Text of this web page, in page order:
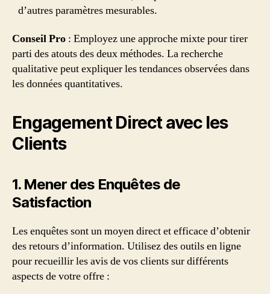
d’autres paramètres mesurables.
Conseil Pro : Employez une approche mixte pour tirer
parti des atouts des deux méthodes. La recherche
qualitative peut expliquer les tendances observées dans
les données quantitatives.
Engagement Direct avec les
Clients
1. Mener des Enquêtes de
Satisfaction
Les enquêtes sont un moyen direct et efficace d’obtenir
des retours d’information. Utilisez des outils en ligne
pour recueillir les avis de vos clients sur différents
aspects de votre offre :